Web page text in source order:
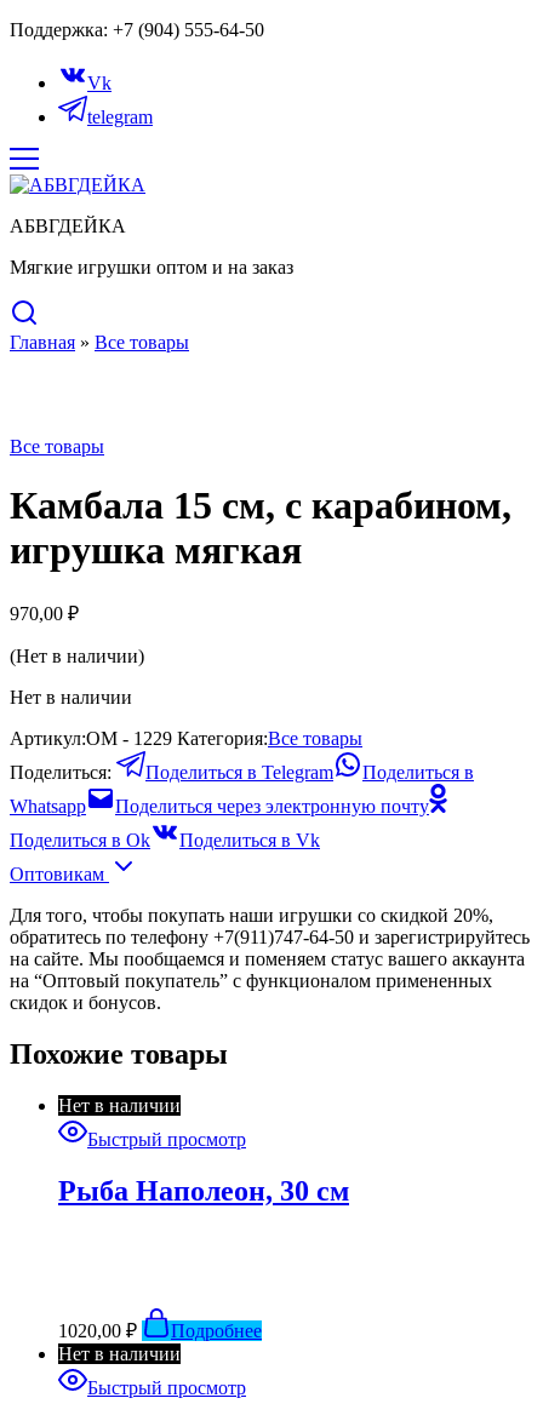
Поддержка: +7 (904) 555-64-50
Vk
telegram
АБВГДЕЙКА
Мягкие игрушки оптом и на заказ
Главная » Все товары
Все товары
Камбала 15 см, с карабином,
игрушка мягкая
970,00 ₽
(Нет в наличии)
Нет в наличии
Артикул:ОМ - 1229 Категория:Все товары
Поделиться:
Поделиться в Telegram
Поделиться в
Whatsapp
Поделиться через электронную почту
Поделиться в Ok
Поделиться в Vk
Оптовикам
Для того, чтобы покупать наши игрушки со скидкой 20%,
обратитесь по телефону +7(911)747-64-50 и зарегистрируйтесь
на сайте. Мы пообщаемся и поменяем статус вашего аккаунта
на “Оптовый покупатель” с функционалом примененных
скидок и бонусов.
Похожие товары
Нет в наличии
Быстрый просмотр
Рыба Наполеон, 30 см
1020,00 ₽
Подробнее
Нет в наличии
Быстрый просмотр